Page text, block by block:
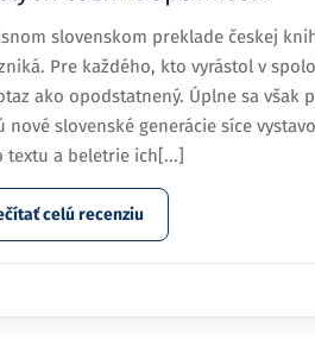
slovenskom preklade českej
Pre každého, kto vyrástol v
ako opodstatnený. Úplne sa však
nové slovenské generácie síce
textu a beletrie ich[...]
celú recenziu